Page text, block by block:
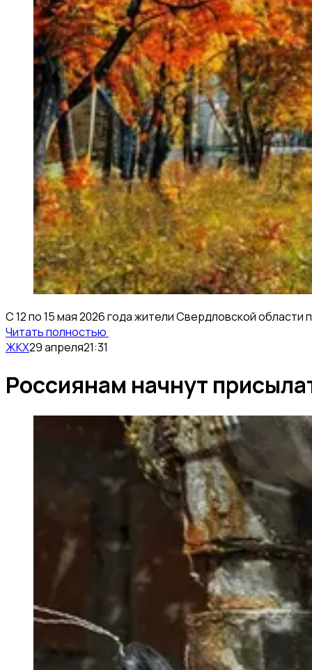
С 12 по 15 мая 2026 года жители Свердловской
Читать полностью
ЖКХ29 апреля21:31
Россиянам начнут